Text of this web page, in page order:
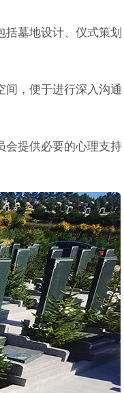
墓地设计、仪式策划
间，便于进行深入沟通
会提供必要的心理支持